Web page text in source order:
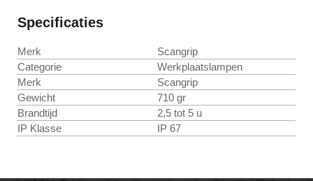
Specificaties
Merk
Scangrip
Categorie
Werkplaatslampen
Merk
Scangrip
Gewicht
710 gr
Brandtijd
2,5 tot 5 u
IP Klasse
IP 67